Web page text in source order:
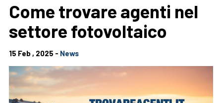
Come trovare agenti nel
settore fotovoltaico
15 Feb , 2025 - News